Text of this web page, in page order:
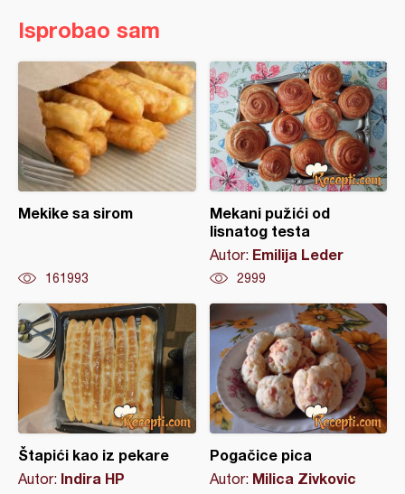
Isprobao sam
Mekike sa sirom
161993
Mekani pužići od
lisnatog testa
Autor: Emilija Leder
2999
Štapići kao iz pekare
Autor: Indira HP
Pogačice pica
Autor: Milica Zivkovic